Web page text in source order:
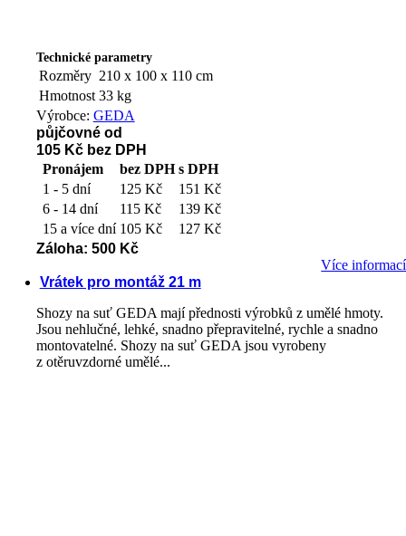
Technické parametry
Rozměry 210 x 100 x 110 cm
Hmotnost 33 kg
Výrobce: GEDA
půjčovné od
105 Kčbez DPH
Pronájem
bez DPH s DPH
1 - 5 dní
125 Kč
151 Kč
6 - 14 dní
115 Kč
139 Kč
15 a více dní 105 Kč
127 Kč
Záloha: 500 Kč
Více informací
Vrátek pro montáž 21 m
Shozy na suť GEDA mají přednosti výrobků z umělé hmoty.
Jsou nehlučné, lehké, snadno přepravitelné, rychle a snadno
montovatelné. Shozy na suť GEDA jsou vyrobeny
z otěruvzdorné umělé...